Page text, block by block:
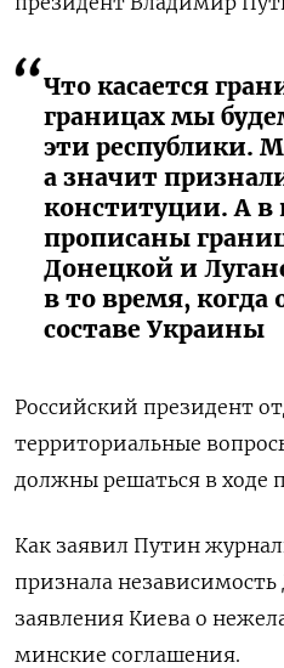
Что касается
границах мы
эти республики.
а значит
конституции. А в
прописаны
Донецкой и
в то время, когда
составе Украины
Российский президент
территориальные
должны решаться в ходе
Как заявил Путин
признала
заявления Киева о
минские соглашения.